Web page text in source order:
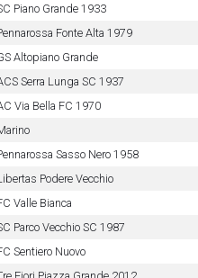
Piano Grande 1933
Fonte Alta 1979
Altopiano Grande
Serra Lunga SC 1937
Via Bella FC 1970
Sasso Nero 1958
Podere Vecchio
Valle Bianca
Parco Vecchio SC 1987
Sentiero Nuovo